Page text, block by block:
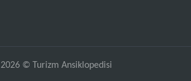
2026 © Turizm Ansiklopedisi